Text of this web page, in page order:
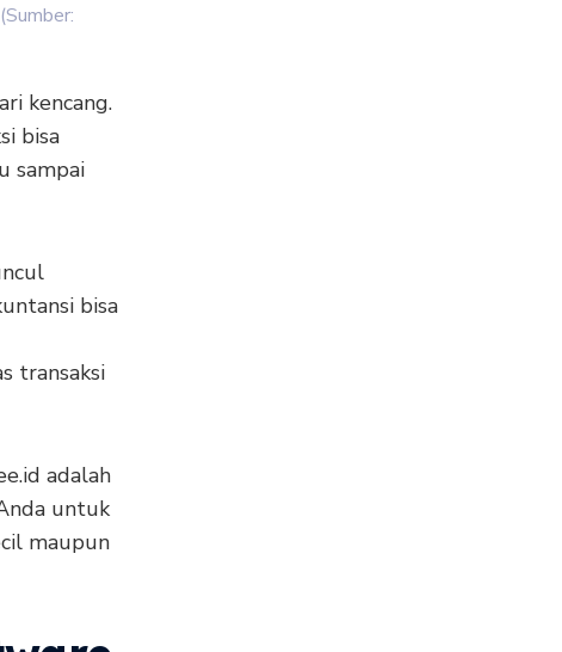
kencang.
bisa
sampai
bisa
transaksi
adalah
untuk
maupun